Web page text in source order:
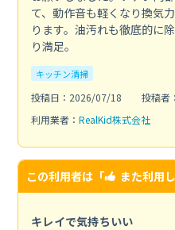
て、動作音も軽くなり換気
ります。油汚れも徹底的に
り満足。
キッチン清掃
投稿日：2026/07/18
投稿者
利用業者： RealKid株式会社
この利用者は「 また利用
キレイで気持ちいい